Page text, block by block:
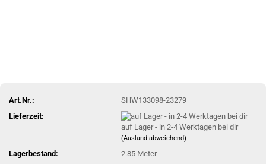
Art.Nr.:
SHW133098-23279
Lieferzeit:
auf Lager - in 2-4 Werktagen bei dir
(Ausland abweichend)
Lagerbestand: 2.85 Meter